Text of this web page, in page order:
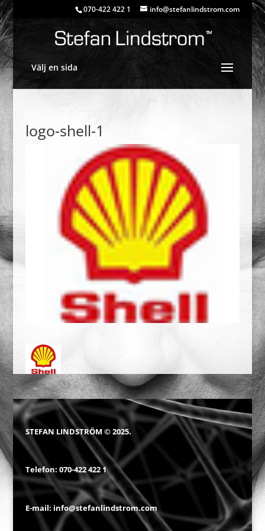
070-422 422 1 info@stefanlindstrom.com
Välj en sida
logo-shell-1
STEFAN LINDSTRÖM © 2025.
Telefon: 070-422 422 1
E-mail: info@stefanlindstrom.com